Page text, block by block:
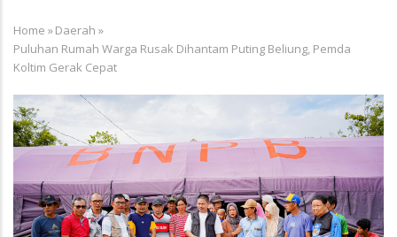
Breadcrumb
Home »Daerah »
Puluhan Rumah Warga Rusak Dihantam Puting Beliung, Pemda
Koltim Gerak Cepat